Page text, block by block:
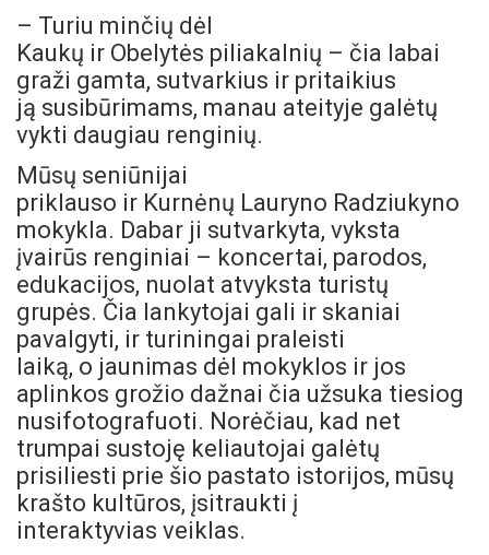
– Turiu minčių dėl
Kaukų ir Obelytės piliakalnių – čia labai
graži gamta, sutvarkius ir pritaikius
ją susibūrimams, manau ateityje galėtų
vykti daugiau renginių.
Mūsų seniūnijai
priklauso ir Kurnėnų Lauryno Radziukyno
mokykla. Dabar ji sutvarkyta, vyksta
įvairūs renginiai – koncertai, parodos,
edukacijos, nuolat atvyksta turistų
grupės. Čia lankytojai gali ir skaniai
pavalgyti, ir turiningai praleisti
laiką, o jaunimas dėl mokyklos ir jos
aplinkos grožio dažnai čia užsuka tiesiog
nusifotografuoti. Norėčiau, kad net
trumpai sustoję keliautojai galėtų
prisiliesti prie šio pastato istorijos, mūsų
krašto kultūros, įsitraukti į
interaktyvias veiklas.